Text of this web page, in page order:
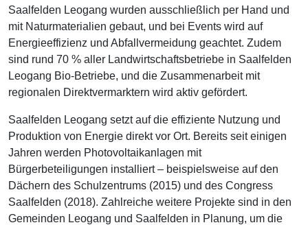
Saalfelden Leogang wurden ausschließlich per Hand und
mit Naturmaterialien gebaut, und bei Events wird auf
Energieeffizienz und Abfallvermeidung geachtet. Zudem
sind rund 70 % aller Landwirtschaftsbetriebe in Saalfelden
Leogang Bio-Betriebe, und die Zusammenarbeit mit
regionalen Direktvermarktern wird aktiv gefördert.
Saalfelden Leogang setzt auf die effiziente Nutzung und
Produktion von Energie direkt vor Ort. Bereits seit einigen
Jahren werden Photovoltaikanlagen mit
Bürgerbeteiligungen installiert – beispielsweise auf den
Dächern des Schulzentrums (2015) und des Congress
Saalfelden (2018). Zahlreiche weitere Projekte sind in den
Gemeinden Leogang und Saalfelden in Planung, um die